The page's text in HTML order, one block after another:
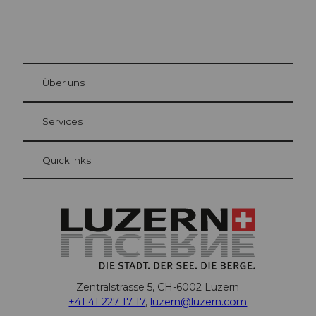
Gästekarte Luzern
Ihre Vorteile als Übernachtungsgast
at Bre
Über uns
Services
Quicklinks
Zentralstrasse 5, CH-6002 Luzern
+41 41 227 17 17, luzern@luzern.com